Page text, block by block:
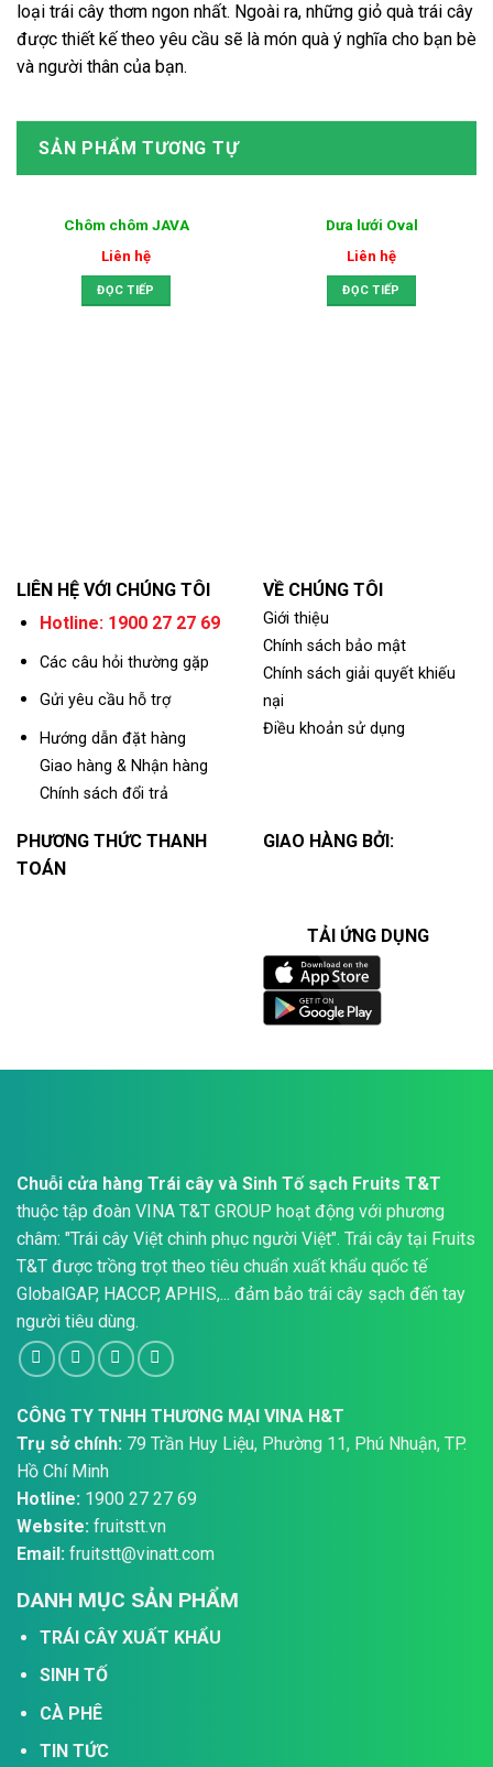
loại trái cây thơm ngon nhất. Ngoài ra, những giỏ quà trái cây
được thiết kế theo yêu cầu sẽ là món quà ý nghĩa cho bạn bè
và người thân của bạn.
SẢN PHẨM TƯƠNG TỰ
HẾT HÀNG
Chôm chôm JAVA
Liên hệ
ĐỌC TIẾP
HẾT HÀNG
Dưa lưới Oval
Liên hệ
ĐỌC TIẾP
LIÊN HỆ VỚI CHÚNG TÔI
Hotline: 1900 27 27 69
Các câu hỏi thường gặp
Gửi yêu cầu hỗ trợ
Hướng dẫn đặt hàng
Giao hàng & Nhận hàng
Chính sách đổi trả
VỀ CHÚNG TÔI
Giới thiệu
Chính sách bảo mật
Chính sách giải quyết khiếu
nại
Điều khoản sử dụng
PHƯƠNG THỨC THANH
TOÁN
GIAO HÀNG BỞI:
TẢI ỨNG DỤNG
Chuỗi cửa hàng Trái cây và Sinh Tố sạch Fruits T&T
thuộc tập đoàn VINA T&T GROUP hoạt động với phương
châm: "Trái cây Việt chinh phục người Việt". Trái cây tại Fruits
T&T được trồng trọt theo tiêu chuẩn xuất khẩu quốc tế
GlobalGAP, HACCP, APHIS,... đảm bảo trái cây sạch đến tay
người tiêu dùng.
CÔNG TY TNHH THƯƠNG MẠI VINA H&T
Trụ sở chính: 79 Trần Huy Liệu, Phường 11, Phú Nhuận, TP.
Hồ Chí Minh
Hotline: 1900 27 27 69
Website: fruitstt.vn
Email: fruitstt@vinatt.com
DANH MỤC SẢN PHẨM
TRÁI CÂY XUẤT KHẨU
SINH TỐ
CÀ PHÊ
TIN TỨC